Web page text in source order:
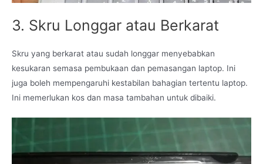
3. Skru Longgar atau Berkarat
Skru yang berkarat atau sudah longgar menyebabkan
kesukaran semasa pembukaan dan pemasangan laptop. Ini
juga boleh mempengaruhi kestabilan bahagian tertentu laptop.
Ini memerlukan kos dan masa tambahan untuk dibaiki.